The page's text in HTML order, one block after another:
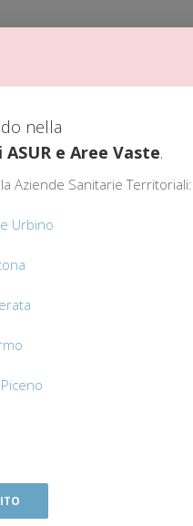
AST
oltre che alle Unità
o domiciliare).
nella
e Aree Vaste.
Aziende Sanitarie Territoriali:
Urbino